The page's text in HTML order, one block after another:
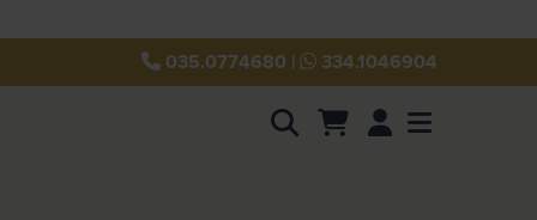
035.0774680 | 334.1046904
AccountMenu